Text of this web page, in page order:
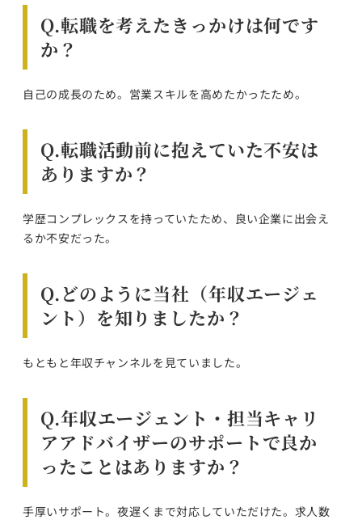
Q.転職を考えたきっかけは何です
か？
自己の成長のため。営業スキルを高めたかったため。
Q.転職活動前に抱えていた不安は
ありますか？
学歴コンプレックスを持っていたため、良い企業に出会え
るか不安だった。
Q.どのように当社（年収エージェ
ント）を知りましたか？
もともと年収チャンネルを見ていました。
Q.年収エージェント・担当キャリ
アアドバイザーのサポートで良か
ったことはありますか？
手厚いサポート。夜遅くまで対応していただけた。求人数